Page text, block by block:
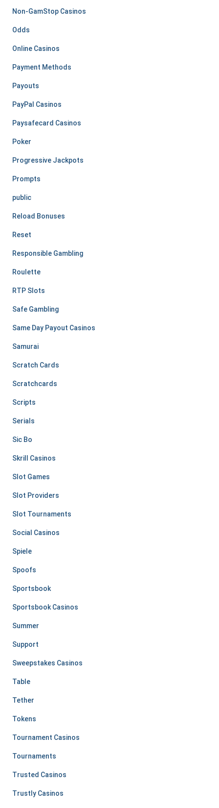
Non-GamStop Casinos
Odds
Online Casinos
Payment Methods
Payouts
PayPal Casinos
Paysafecard Casinos
Poker
Progressive Jackpots
Prompts
public
Reload Bonuses
Reset
Responsible Gambling
Roulette
RTP Slots
Safe Gambling
Same Day Payout Casinos
Samurai
Scratch Cards
Scratchcards
Scripts
Serials
Sic Bo
Skrill Casinos
Slot Games
Slot Providers
Slot Tournaments
Social Casinos
Spiele
Spoofs
Sportsbook
Sportsbook Casinos
Summer
Support
Sweepstakes Casinos
Table
Tether
Tokens
Tournament Casinos
Tournaments
Trusted Casinos
Trustly Casinos